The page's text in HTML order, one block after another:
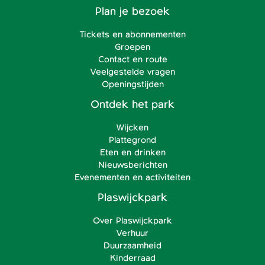
Plan je bezoek
Tickets en abonnementen
Groepen
Contact en route
Veelgestelde vragen
Openingstijden
Ontdek het park
Wijcken
Plattegrond
Eten en drinken
Nieuwsberichten
Evenementen en activiteiten
Plaswijckpark
Over Plaswijckpark
Verhuur
Duurzaamheid
Kinderraad